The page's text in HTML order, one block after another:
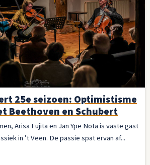
25e seizoen: Optimistisme
Beethoven en Schubert
Arisa Fujita en Jan Ype Nota is vaste gast
in ’t Veen. De passie spat ervan af...